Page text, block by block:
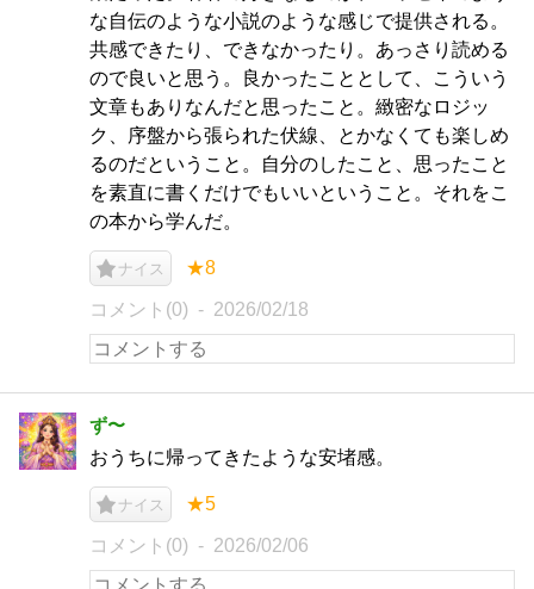
な自伝のような小説のような感じで提供される。
共感できたり、できなかったり。あっさり読める
ので良いと思う。良かったこととして、こういう
文章もありなんだと思ったこと。緻密なロジッ
ク、序盤から張られた伏線、とかなくても楽しめ
るのだということ。自分のしたこと、思ったこと
を素直に書くだけでもいいということ。それをこ
の本から学んだ。
ナイス ★8
コメント(0) 2026/02/18
ず〜
おうちに帰ってきたような安堵感。
ナイス ★5
コメント(0) 2026/02/06